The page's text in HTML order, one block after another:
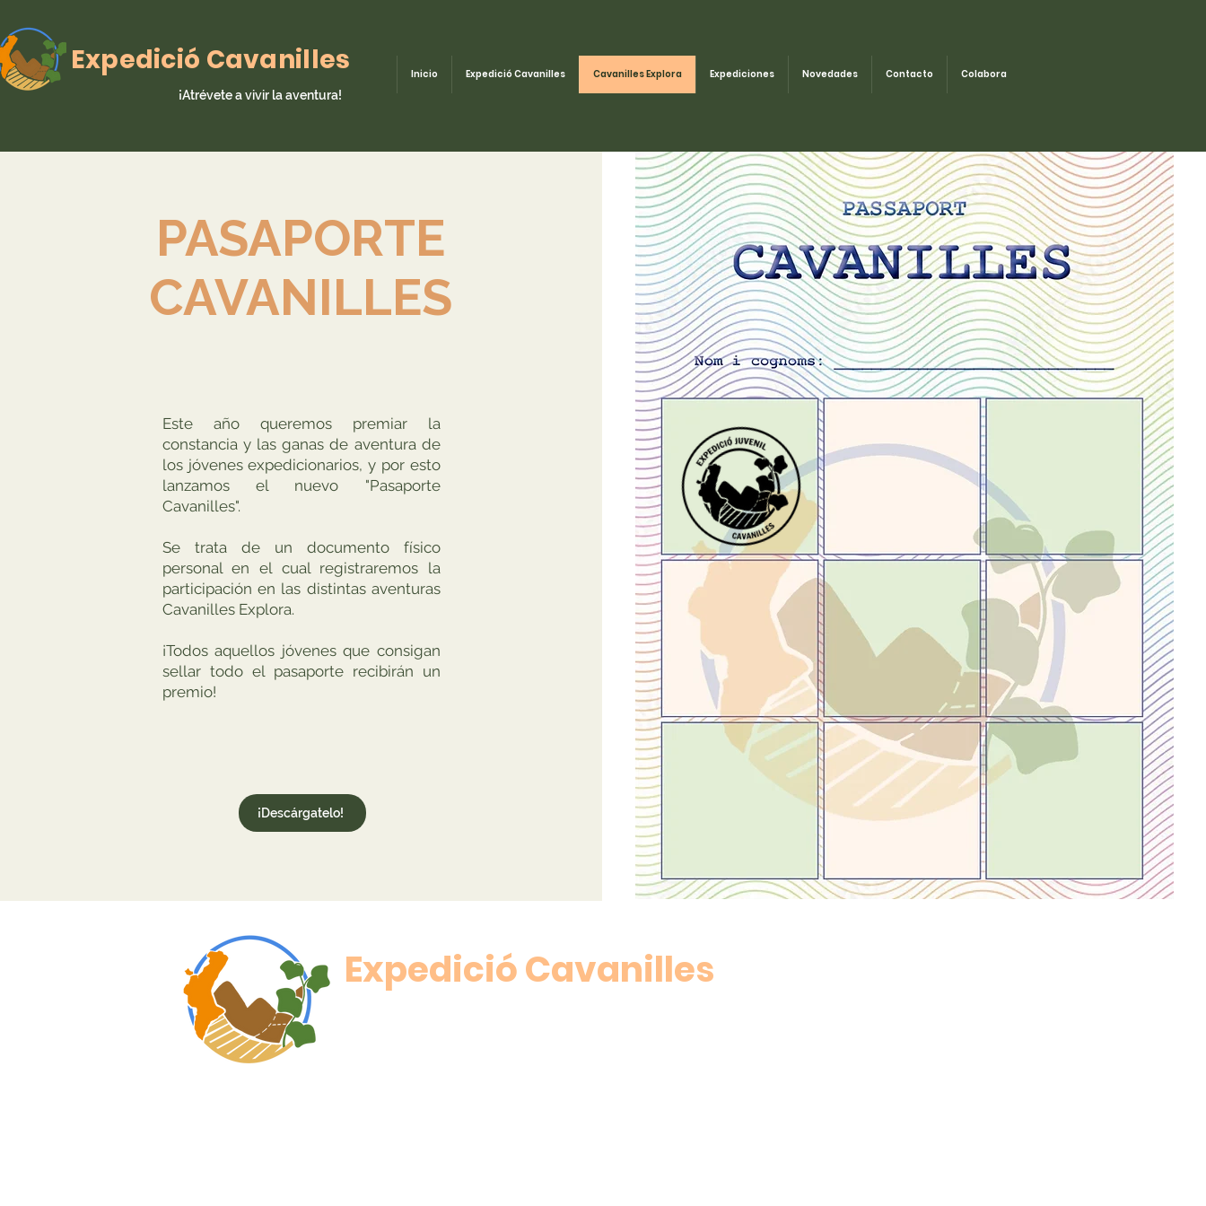
Expedició Cavanilles
¡Atrévete a vivir la aventura!
Inicio Expedició Cavanilles Cavanilles Explora Expediciones Novedades Contacto Colabora
PASAPORTE
CAVANILLES
Este año queremos premiar la
constancia y las ganas de aventura de
los jóvenes expedicionarios, y por esto
lanzamos el nuevo "Pasaporte
Cavanilles".
Se trata de un documento físico
personal en el cual registraremos la
participación en las distintas aventuras
Cavanilles Explora.
¡Todos aquellos jóvenes que consigan
sellar todo el pasaporte recibirán un
premio!
¡Descárgatelo!
Expedició Cavanilles